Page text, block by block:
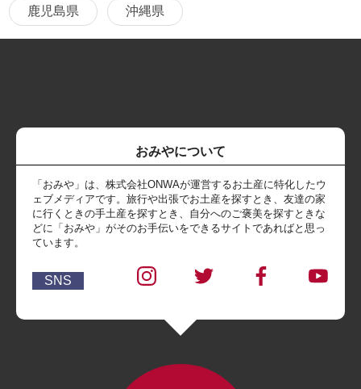
鹿児島県 沖縄県
おみやについて
「おみや」は、株式会社ONWAが運営するお土産に特化したウ
ェブメディアです。旅行や出張でお土産を探すとき、友達の家
に行くときの手土産を探すとき、自分へのご褒美を探すときな
どに「おみや」がそのお手伝いをできるサイトであればと思っ
ています。
SNS